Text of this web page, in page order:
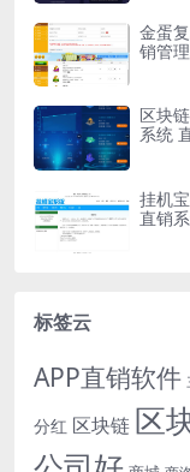
金蛋
销管
区块
系统
挂机
直销
标签云
APP直销软件
分红 区块链 区